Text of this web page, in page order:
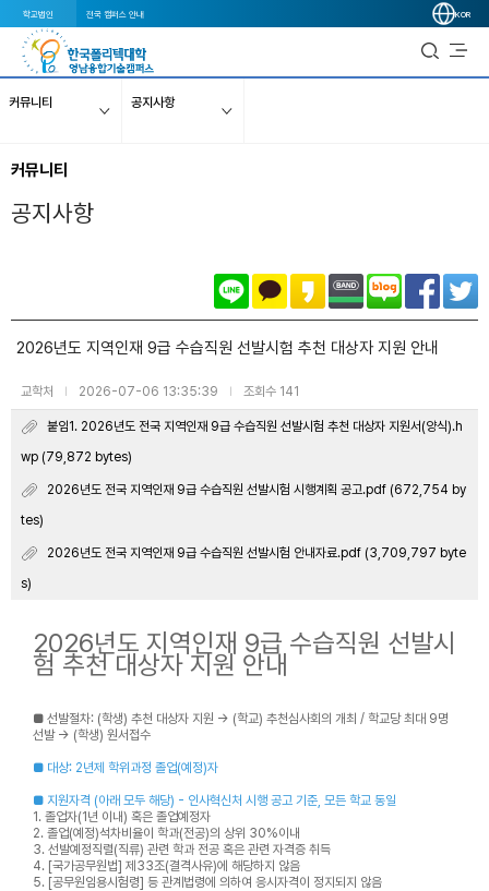
학교법인 전국 캠퍼스 안내 KOR
커뮤니티 공지사항
커뮤니티
공지사항
2026년도 지역인재 9급 수습직원 선발시험 추천 대상자 지원 안내
교학처 | 2026-07-06 13:35:39 | 조회수 141
붙임1. 2026년도 전국 지역인재 9급 수습직원 선발시험 추천 대상자 지원서(양식).h
wp (79,872 bytes)
2026년도 전국 지역인재 9급 수습직원 선발시험 시행계획 공고.pdf (672,754 by
tes)
2026년도 전국 지역인재 9급 수습직원 선발시험 안내자료.pdf (3,709,797 byte
s)
2026년도 지역인재 9급 수습직원 선발시
험 추천 대상자 지원 안내
■ 선발절차: (학생) 추천 대상자 지원 → (학교) 추천심사회의 개최 / 학교당 최대 9명
선발 → (학생) 원서접수
■ 대상: 2년제 학위과정 졸업(예정)자
■ 지원자격 (아래 모두 해당) - 인사혁신처 시행 공고 기준, 모든 학교 동일
1. 졸업자(1년 이내) 혹은 졸업예정자
2. 졸업(예정)석차비율이 학과(전공)의 상위 30%이내
3. 선발예정직렬(직류) 관련 학과 전공 혹은 관련 자격증 취득
4. [국가공무원법] 제33조(결격사유)에 해당하지 않음
5. [공무원임용시험령] 등 관계법령에 의하여 응시자격이 정지되지 않음